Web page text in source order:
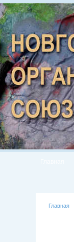
Главная